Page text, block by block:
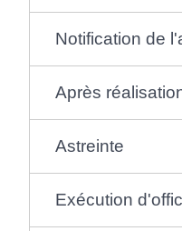
Notification de
Après
Astreinte
Exécution